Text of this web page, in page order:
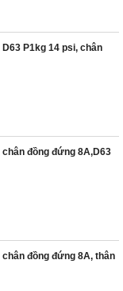
P1kg 14 psi, chân
đồng đứng 8A,D63
đồng đứng 8A, thân